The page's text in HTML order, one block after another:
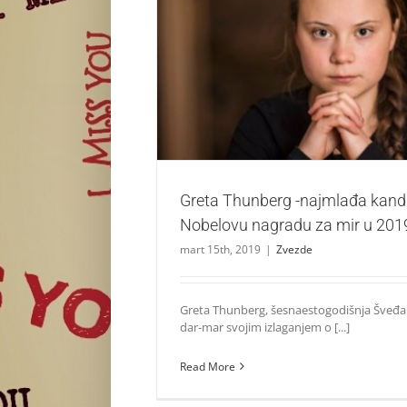
Greta Thunberg -najmlađa kandidatkinja
nagradu za mir u 2019. godini
Zvezde
Greta Thunberg -najmlađa
Nobelovu nagradu za mir u
mart 15th, 2019 | Zvezde
Greta Thunberg, šesnaestogodišnja
dar-mar svojim izlaganjem o [...]
Read More